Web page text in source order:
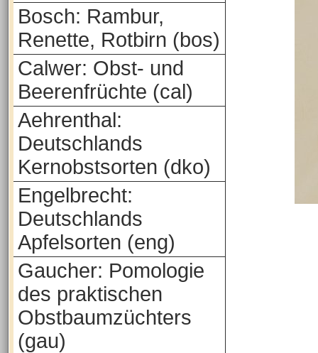
Bosch: Rambur,
Renette, Rotbirn (bos)
Calwer: Obst- und
Beerenfrüchte (cal)
Aehrenthal:
Deutschlands
Kernobstsorten (dko)
Engelbrecht:
Deutschlands
Apfelsorten (eng)
Gaucher: Pomologie
des praktischen
Obstbaumzüchters
(gau)